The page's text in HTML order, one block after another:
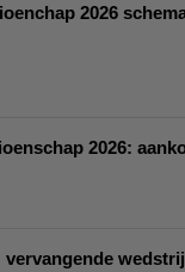
2026
2026:
vervangende